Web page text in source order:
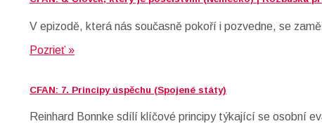
V epizodě, která nás současně pokoří i pozvedne, se
Pozrieť »
CFAN: 7. Principy úspěchu (Spojené státy)
Reinhard Bonnke sdílí klíčové principy týkající se osobní